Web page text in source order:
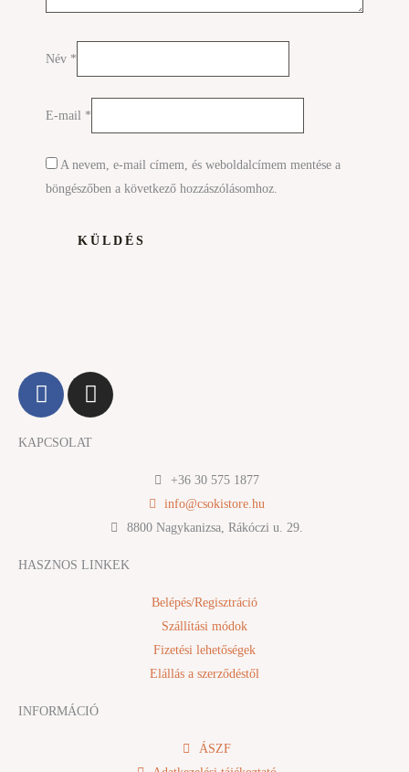
Név *
E-mail *
A nevem, e-mail címem, és weboldalcímem mentése a
böngészőben a következő hozzászólásomhoz.
F
a
e
I
n
t
m
KAPCSOLAT
+36 30 575 1877
info@csokistore.hu
8800 Nagykanizsa, Rákóczi u. 29.
HASZNOS LINKEK
Belépés/Regisztráció
Szállítási módok
Fizetési lehetőségek
Elállás a szerződéstől
INFORMÁCIÓ
ÁSZF